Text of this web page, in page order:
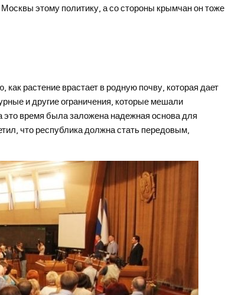
этому политику, а со стороны крымчан он тоже
растение врастает в родную почву, которая дает
и другие ограничения, которые мешали
это время была заложена надежная основа для
что республика должна стать передовым,